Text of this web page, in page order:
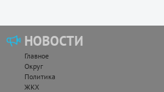
НОВОСТИ
Главное
Округ
Политика
ЖКХ